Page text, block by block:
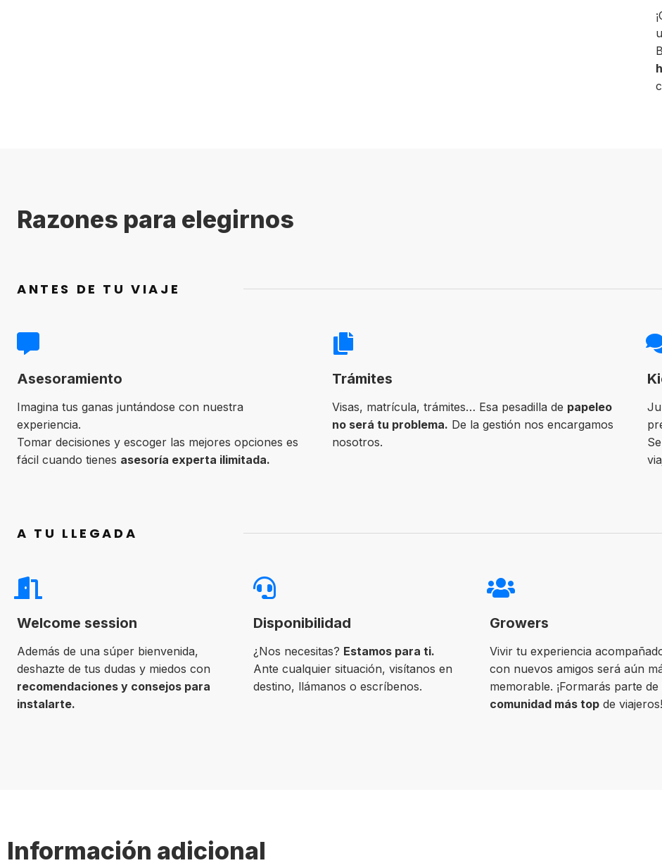
Razones para elegirnos
ANTES DE TU VIAJE
Asesoramiento
Imagina tus ganas juntándose con nuestra
experiencia.
Tomar decisiones y escoger las mejores opciones es
fácil cuando tienes asesoría experta ilimitada.
Trámites
Visas, matrícula, trámites… Esa pesadilla de papeleo
no será tu problema. De la gestión nos encargamos
nosotros.
A TU LLEGADA
Welcome session
Además de una súper bienvenida,
deshazte de tus dudas y miedos con
recomendaciones y consejos para
instalarte.
Disponibilidad
¿Nos necesitas? Estamos para ti.
Ante cualquier situación, visítanos en
destino, llámanos o escríbenos.
Growers
Vivir tu experiencia
con nuevos amigos será aún
memorable. ¡Formarás parte de
comunidad más top de viajeros!
Información adicional